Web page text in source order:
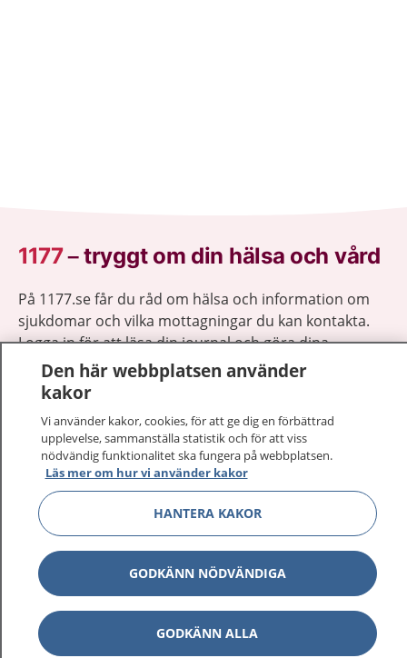
1177–tryggt om din hälsa och vård
På 1177.se får du råd om hälsa och information om
sjukdomar och vilka mottagningar du kan kontakta.
Logga in för att läsa din journal och göra dina
vårdärenden. Ring telefonnummer 1177 för
sjukvårdsrådgivning dygnet runt.
1177 på flera språk Visa
Om 1177 Visa
Kontakt Visa
Den här webbplatsen använder
kakor
Vi använder kakor, cookies, för att ge dig en förbättrad
upplevelse, sammanställa statistik och för att viss
nödvändig funktionalitet ska fungera på webbplatsen.
Läs mer om hur vi använder kakor
HANTERA KAKOR
GODKÄNN NÖDVÄNDIGA
GODKÄNN ALLA